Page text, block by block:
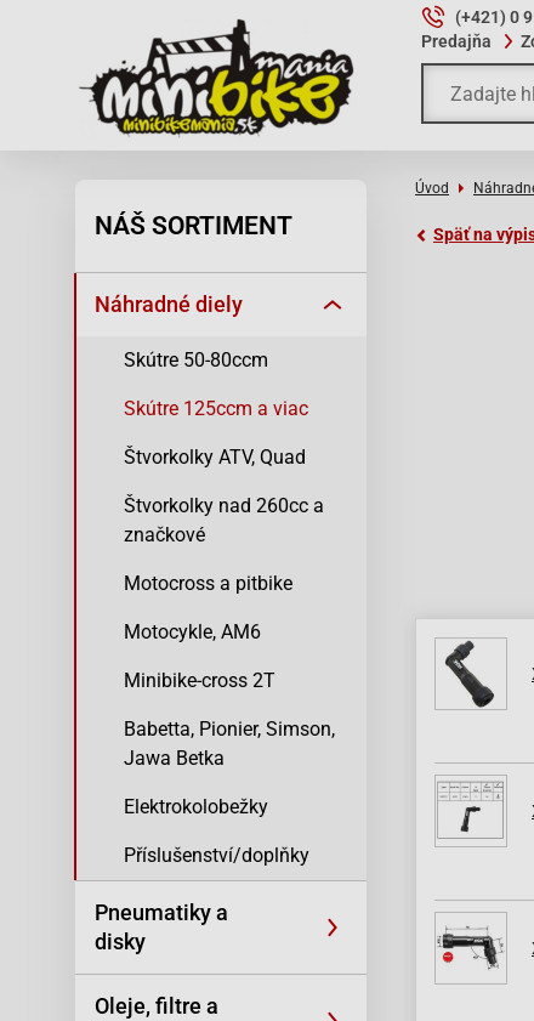
(+421) 0
Predajňa
NÁŠ SORTIMENT
Náhradné diely
Skútre 50-80ccm
Skútre 125ccm a viac
Štvorkolky ATV, Quad
Štvorkolky nad 260cc a
značkové
Motocross a pitbike
Motocykle, AM6
Minibike-cross 2T
Babetta, Pionier, Simson,
Jawa Betka
Elektrokolobežky
Příslušenství/doplňky
Pneumatiky a
disky
Oleje, filtre a
Úvod
Späť na